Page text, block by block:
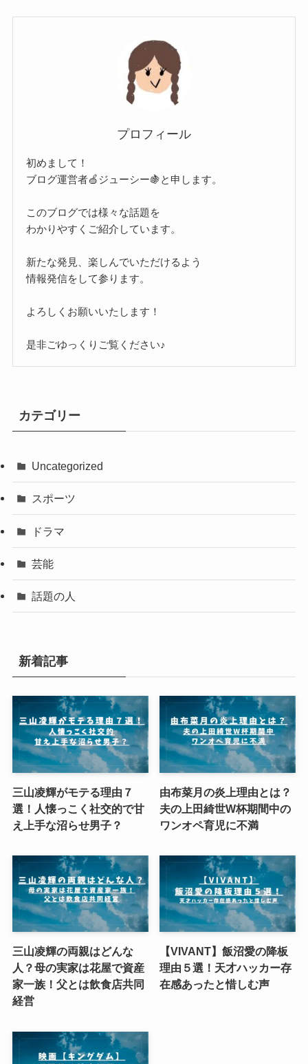
プロフィール
初めまして！
ブログ運営者🍏ジューシー🍇と申します。
このブログでは様々な話題を
わかりやすくご紹介しています。
新たな発見、楽しんでいただけるよう
情報発信をして参ります。
よろしくお願いいたします！
是非ごゆっくりご覧ください♪
カテゴリー
Uncategorized
スポーツ
ドラマ
芸能
話題の人
新着記事
三山凌輝がモテる理由７
選！人懐っこく社交的で甘
え上手な沼らせ男子？
由布菜月の炎上理由とは？
夫の上田綺世W杯期間中の
ワンオペ育児に不満
三山凌輝の両親はどんな
人？母の実家は花屋で資産
家一族！父とは飲食店共同
経営
【VIVANT】飯沼愛の降板
理由５選！天才ハッカー存
在感あったと惜しむ声